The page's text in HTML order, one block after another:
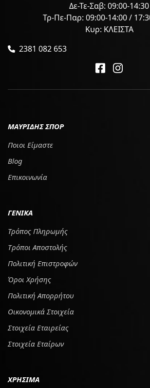
Δε-Τε-Σαβ: 09:00-14:30
Τρ-Πε-Παρ: 09:00-14:00 /
Κυρ: ΚΛΕΙΣΤΑ
2381 082 653
ΜΑΥΡΙΔΗΣ ΣΠΟΡ
Ποιοι Είμαστε
Blog
Επικοινωνία
ΓΕΝΙΚΑ
Τρόπος Πληρωμής
Tρόποι Αποστολής
Πολιτική Επιστροφών
Όροι Χρήσης
Πολιτική Απορρήτου
Οικονομικά Στοιχεία
Στοιχεία Εταιρείας
Στοιχεία Εταίρων
ΧΡΗΣΙΜΑ